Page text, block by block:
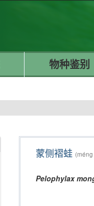
物种鉴别
蒙侧褶蛙
Pelophylax